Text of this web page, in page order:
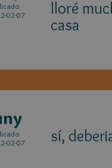
02-07
lloré
casa
02-07
sí,